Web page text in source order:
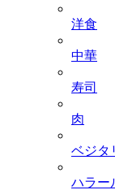
洋食
中華
寿司
肉
ベジタ
ハラー